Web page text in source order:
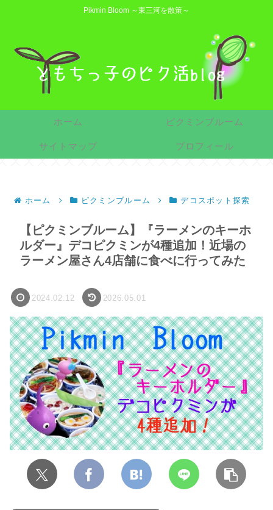
Pikmin Bloom ～東三河を散策～
ホーム ピクミンブルーム
サイトマップ プロフィール
ホーム ピクミンブルーム デコスポット探索
【ピクミンブルーム】『ラーメンのキーホ
ルダー』デコピクミンが4種追加！近場の
ラーメン屋さん4店舗に食べに行ってみた
2024.02.12 2026.05.01